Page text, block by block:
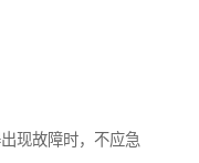
现故障时，不应急